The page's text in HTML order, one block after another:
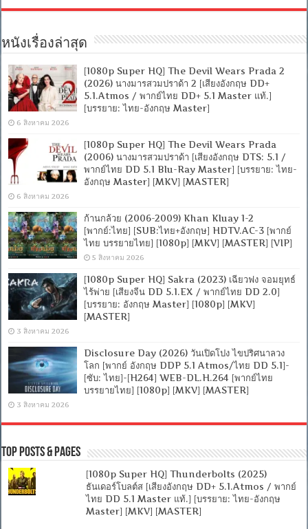
หนังเรื่องล่าสุด
[1080p Super HQ] The Devil Wears Prada 2
(2026) นางมารสวมปราด้า 2 [เสียงอังกฤษ DD+
5.1.Atmos / พากย์ไทย DD+ 5.1 Master แท้.]
[บรรยาย: ไทย-อังกฤษ Master]
6 สิงหาคม 2026
[1080p Super HQ] The Devil Wears Prada
(2006) นางมารสวมปราด้า [เสียงอังกฤษ DTS: 5.1 /
พากย์ไทย DD 5.1 Blu-Ray Master] [บรรยาย: ไทย-
อังกฤษ Master] [MKV] [MASTER]
6 สิงหาคม 2026
ก้านกล้วย (2006-2009) Khan Kluay 1-2
[พากย์:ไทย] [SUB:ไทย+อังกฤษ] HDTV.AC-3 [พากย์
ไทย บรรยายไทย] [1080p] [MKV] [MASTER] [VIP]
5 สิงหาคม 2026
[1080p Super HQ] Sakra (2023) เฉียวฟง จอมยุทธ์
ไร้พ่าย [เสียงจีน DD 5.1.EX / พากย์ไทย DD 2.0]
[บรรยาย: อังกฤษ Master] [1080p] [MKV]
[MASTER]
3 สิงหาคม 2026
Disclosure Day (2026) วันเปิดโปง ไขปริศนาลวง
โลก [พากย์ อังกฤษ DDP 5.1 Atmos/ไทย DD 5.1]-
[ซับ: ไทย]-[H264] WEB-DL.H.264 [พากย์ไทย
บรรยายไทย] [1080p] [MKV] [MASTER]
3 สิงหาคม 2026
Top Posts & Pages
[1080p Super HQ] Thunderbolts (2025)
ธันเดอร์โบลต์ส [เสียงอังกฤษ DD+ 5.1.Atmos / พากย์
ไทย DD 5.1 Master แท้.] [บรรยาย: ไทย-อังกฤษ
Master] [MKV] [MASTER]